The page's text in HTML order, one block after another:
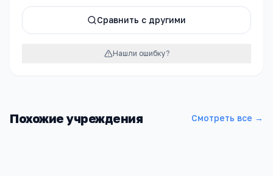
Сравнить с другими
Нашли ошибку?
Похожие учреждения Смотреть все →